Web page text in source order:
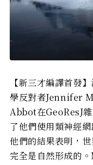
【新三才編譯首發
學反對者Jennifer
Abbot在GeoResJ
了他們使用類神經
他們的結果表明，
完全是自然形成的